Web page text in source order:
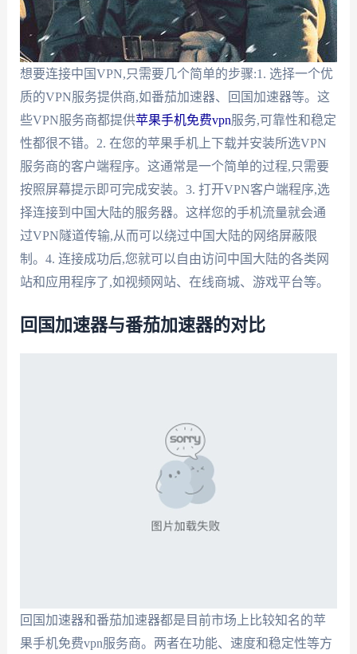
想要连接中国VPN,只需要几个简单的步骤:1. 选择一个优
质的VPN服务提供商,如番茄加速器、回国加速器等。这
些VPN服务商都提供苹果手机免费vpn服务,可靠性和稳定
性都很不错。2. 在您的苹果手机上下载并安装所选VPN
服务商的客户端程序。这通常是一个简单的过程,只需要
按照屏幕提示即可完成安装。3. 打开VPN客户端程序,选
择连接到中国大陆的服务器。这样您的手机流量就会通
过VPN隧道传输,从而可以绕过中国大陆的网络屏蔽限
制。4. 连接成功后,您就可以自由访问中国大陆的各类网
站和应用程序了,如视频网站、在线商城、游戏平台等。
回国加速器与番茄加速器的对比
回国加速器和番茄加速器都是目前市场上比较知名的苹
果手机免费vpn服务商。两者在功能、速度和稳定性等方